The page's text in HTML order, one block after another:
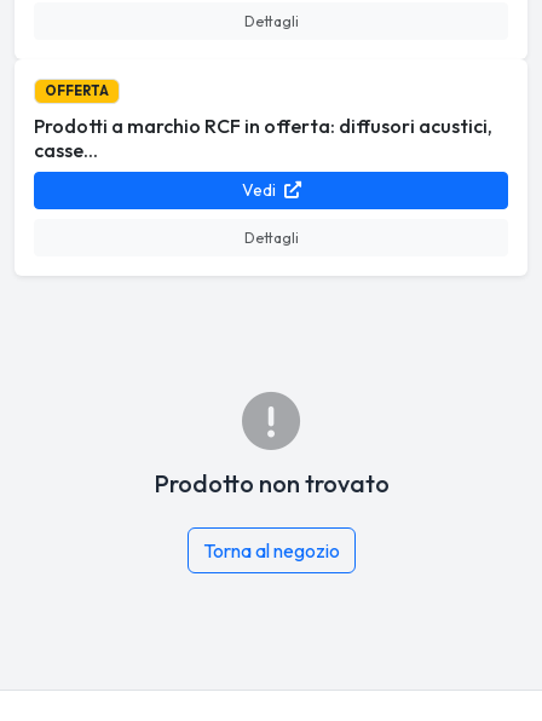
Dettagli
OFFERTA
Prodotti a marchio RCF in offerta: diffusori acustici,
casse...
Vedi
Dettagli
Prodotto non trovato
Torna al negozio